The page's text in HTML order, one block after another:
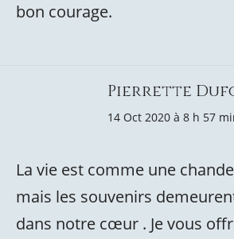
bon courage.
Pierrette
14 Oct 2020 à 8 h 57
La vie est comme une
mais les souvenirs
dans notre cœur . Je vous